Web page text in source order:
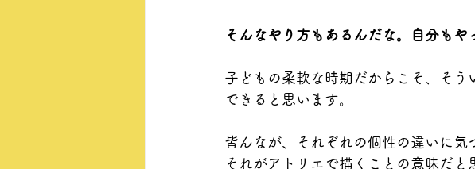
そんなやり方もあるんだな。自分もや
子どもの柔軟な時期だからこそ、そ
できると思います。
皆んなが、それぞれの個性の違いに気
それがアトリエで描くことの意味だと